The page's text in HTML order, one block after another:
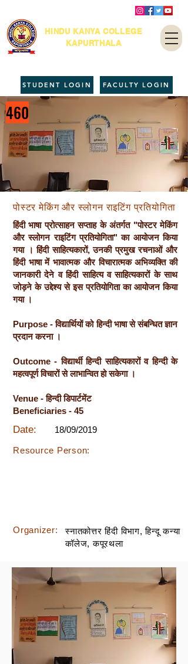
HINDU KANYA COLLEGE
KAPURTHALA
FACULTY LOGIN
STUDENT LOGIN
460
पोस्टर मेकिंग और स्लोगन राइटिंग प्रतियोगिता
हिंदी भाषा प्रोत्साहन सप्ताह के अंतर्गत "पोस्टर मेकिंग
और स्लोगन राइटिंग प्रतियोगिता" का आयोजन किया
गया । हिंदी साहित्यकारों, उनकी प्रमुख रचनाओं और
हिंदी भाषा में भावात्मक और विचारात्मक अभिव्यक्ति की
जानकारी देने व हिंदी साहित्य व साहित्यकारों के साथ
जोड़ने के उद्देश्य से इस प्रतियोगिता का आयोजन किया
गया ।
Purpose - विद्यार्थियों को हिन्दी भाषा से संबन्धित ज्ञान
प्रदान करना ।
Outcome - विद्यार्थी हिन्दी साहित्यकारों व हिन्दी के
महत्वपूर्ण विचारों से लाभान्वित हो सकेगा ।
Venue - हिन्दी डिपार्टमेंट
Beneficiaries - 45
Date: 18/09/2019
Resource Person:
Organizer:
स्नातकोत्तर हिंदी विभाग, हिन्दू कन्या
कॉलेज, कपूरथला